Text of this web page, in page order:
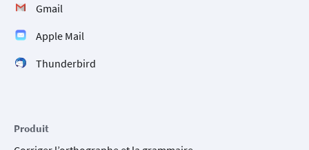
Gmail
Apple Mail
Thunderbird
Produit